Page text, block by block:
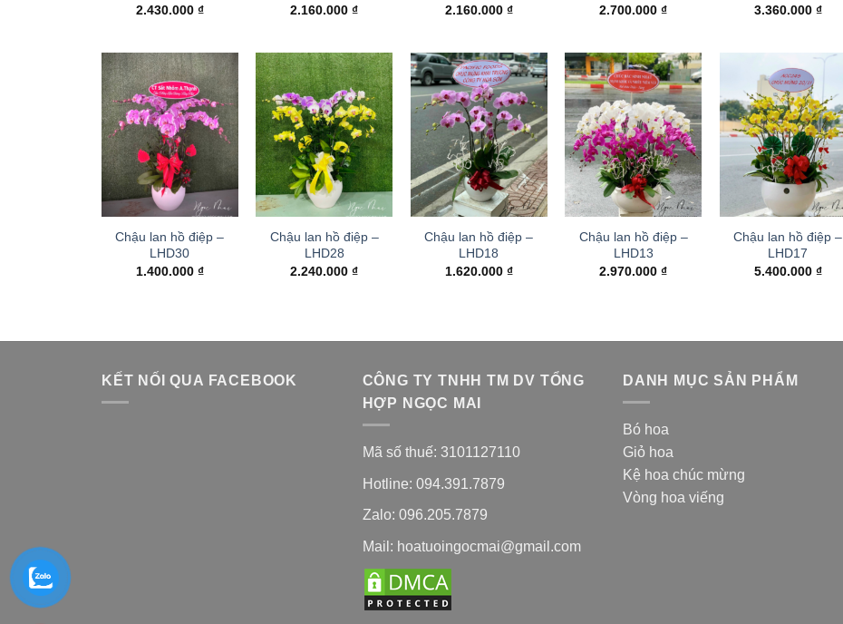
2.430.000 ₫
2.160.000₫
2.160.000 ₫
2.700.000₫
3.360.000 ₫
Chậu lan hồ điệp –
LHD30
1.400.000 ₫
Chậu lan hồ điệp –
LHD28
2.240.000₫
Chậu lan hồ điệp –
LHD18
1.620.000 ₫
Chậu lan hồ điệp –
LHD13
2.970.000₫
Chậu lan hồ điệp –
LHD17
5.400.000 ₫
KẾT NỐI QUA FACEBOOK
CÔNG TY TNHH TM DV TỔNG
HỢP NGỌC MAI
Mã số thuế: 3101127110
Hotline: 094.391.7879
Zalo: 096.205.7879
Mail: hoatuoingocmai@gmail.com
DANH MỤC SẢN PHẨM
Bó hoa
Giỏ hoa
Kệ hoa chúc mừng
Vòng hoa viếng